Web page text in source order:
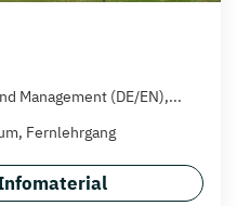
Management (DE/EN),...
Fernlehrgang